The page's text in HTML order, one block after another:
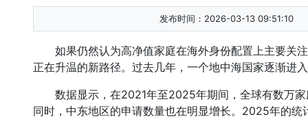
发布时间：2026-03-13 09:51:10
如果仍然认为高净值家庭在海外身份配置上主要关
正在升温的新路径。过去几年，一个地中海国家逐渐
数据显示，在2021年至2025年期间，全球有数万家
同时，中东地区的申请数量也在明显增长。2025年的